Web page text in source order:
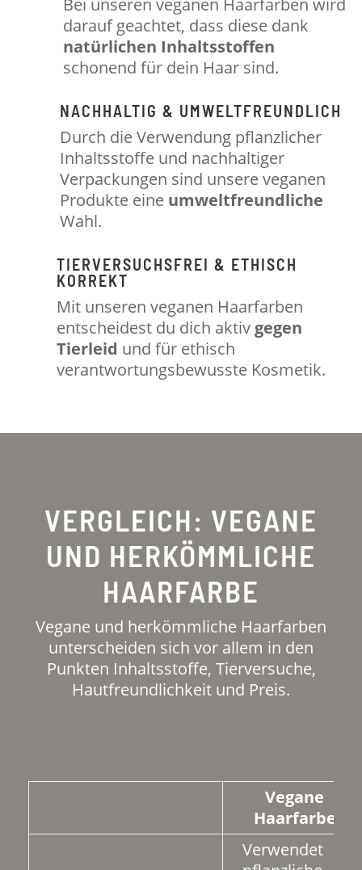
darauf geachtet, dass diese dank
natürlichen Inhaltsstoffen
schonend für dein Haar sind.
NACHHALTIG & UMWELTFREUNDLICH
Durch die Verwendung pflanzlicher
Inhaltsstoffe und nachhaltiger
Verpackungen sind unsere veganen
Produkte eine umweltfreundliche
Wahl.
TIERVERSUCHSFREI & ETHISCH
KORREKT
Mit unseren veganen Haarfarben
entscheidest du dich aktiv gegen
Tierleid und für ethisch
verantwortungsbewusste Kosmetik.
VERGLEICH: VEGANE
UND HERKÖMMLICHE
HAARFARBE
Vegane und herkömmliche Haarfarben
unterscheiden sich vor allem in den
Punkten Inhaltsstoffe, Tierversuche,
Hautfreundlichkeit und Preis.
Vegane
Haarfarbe
Verwendet